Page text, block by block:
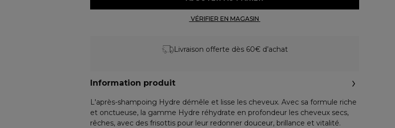
Livraison offerte dès 60€ d’achat
Information produit
L'après-shampoing Hydre démêle et lisse les cheveux. Avec sa formule riche
et onctueuse, la gamme Hydre réhydrate en profondeur les cheveux secs,
rêches, avec des frisottis pour leur redonner douceur, brillance et vitalité.